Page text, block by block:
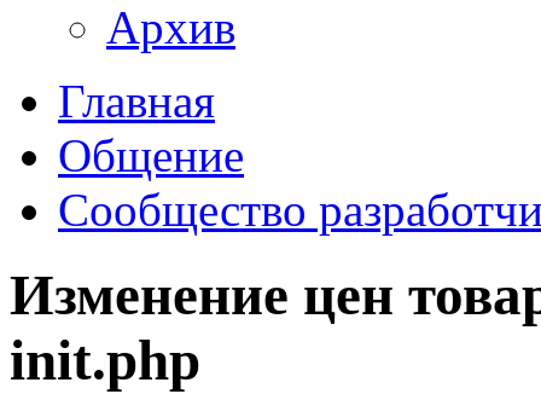
Архив
Главная
Общение
Сообщество
Изменение цен
init.php